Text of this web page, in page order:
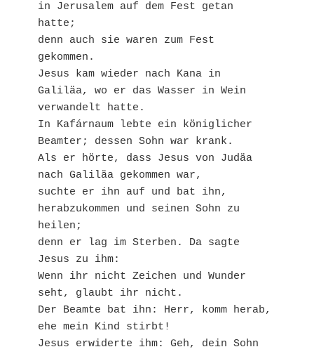
in Jerusalem auf dem Fest getan
hatte;
denn auch sie waren zum Fest
gekommen.
Jesus kam wieder nach Kana in
Galiläa, wo er das Wasser in Wein
verwandelt hatte.
In Kafárnaum lebte ein königlicher
Beamter; dessen Sohn war krank.
Als er hörte, dass Jesus von Judäa
nach Galiläa gekommen war,
suchte er ihn auf und bat ihn,
herabzukommen und seinen Sohn zu
heilen;
denn er lag im Sterben. Da sagte
Jesus zu ihm:
Wenn ihr nicht Zeichen und Wunder
seht, glaubt ihr nicht.
Der Beamte bat ihn: Herr, komm herab,
ehe mein Kind stirbt!
Jesus erwiderte ihm: Geh, dein Sohn